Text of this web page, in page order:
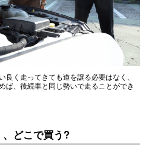
く走ってきても道を譲る必要はなく、
ば、後続車と同じ勢いで走ることができ
、どこで買う?